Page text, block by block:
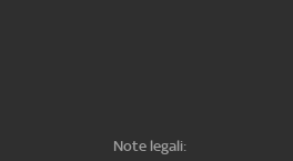
Note legali: